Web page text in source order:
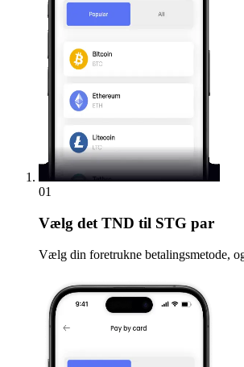
01
Vælg det TND til STG par
Vælg din foretrukne betalingsmetode,